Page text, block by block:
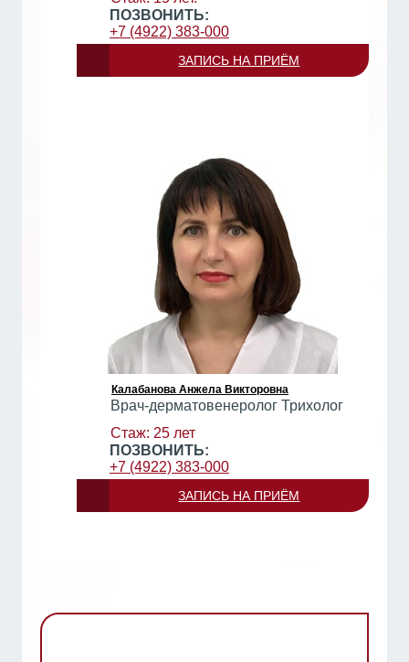
ПОЗВОНИТЬ:
+7 (4922) 383-000
ЗАПИСЬ НА ПРИЁМ
Калабанова Анжела Викторовна
Врач-дерматовенеролог Трихолог
Стаж: 25 лет
ПОЗВОНИТЬ:
+7 (4922) 383-000
ЗАПИСЬ НА ПРИЁМ